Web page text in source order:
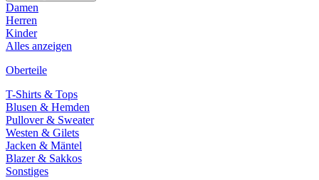
Damen
Herren
Kinder
Alles anzeigen
Oberteile
T-Shirts & Tops
Blusen & Hemden
Pullover & Sweater
Westen & Gilets
Jacken & Mäntel
Blazer & Sakkos
Sonstiges